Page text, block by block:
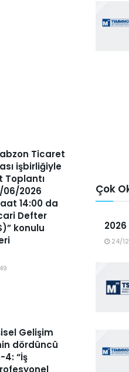
Ticaret
işbirliğiyle
Toplantı
06/2026
14:00 da
Defter
konulu
49
Gelişim
dördüncü
“İş
Çok
2026
24/